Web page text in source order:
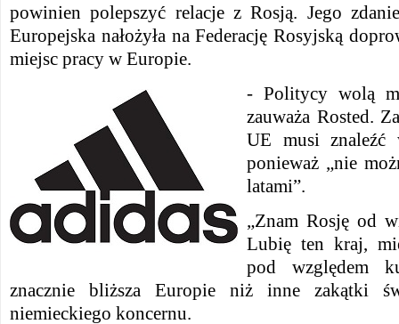
powinien polepszyć relacje z Rosją. Jego
Europejska nałożyła na Federację Rosyjską
miejsc pracy w Europie.
- Politycy wolą
zauważa Rosted.
UE musi znaleźć
ponieważ „nie
latami”.
„Znam Rosję od
Lubię ten kraj,
pod względem
znacznie bliższa Europie niż inne zakątki
niemieckiego koncernu.